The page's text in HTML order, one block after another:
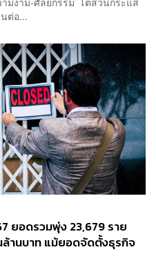
ต่อ...
ยอดรวมพุ่ง 23,679 ราย
ล้านบาท แม้ยอดจัดตั้งธุรกิจ